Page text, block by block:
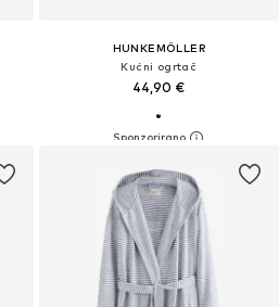
HUNKEMÖLLER
Kućni ogrtač
44,90 €